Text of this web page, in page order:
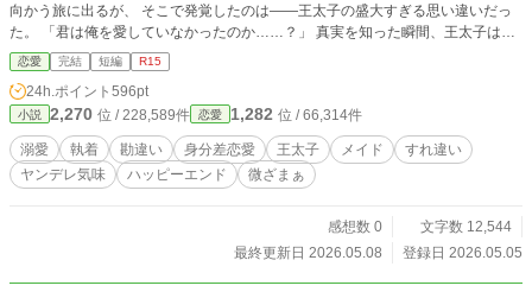
向かう旅に出るが、 そこで発覚したのは――王太子の盛大すぎる思い違いだっ
た。 「君は俺を愛していなかったのか……？」 真実を知った瞬間、王太子は泣
いて土下座。 そして、関係は一変する――。 執着系王太子×巻き込まれメイド
の、勘違いから始まる逆転溺愛ラブコメ。
恋愛 完結 短編 R15
24h.ポイント 596pt
小説 2,270 位 / 228,589件 恋愛 1,282 位 / 66,314件
溺愛 執着 勘違い 身分差恋愛 王太子 メイド
すれ違い
ヤンデレ気味
ハッピーエンド 微ざまぁ
感想数 0
文字数 12,544
最終更新日 2026.05.08
登録日 2026.05.05